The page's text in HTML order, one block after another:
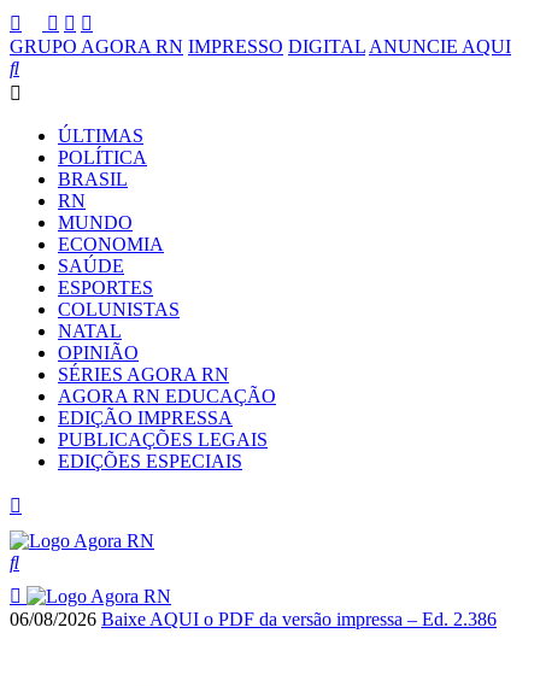
GRUPO AGORA RN IMPRESSO DIGITAL ANUNCIE AQUI
ÚLTIMAS
POLÍTICA
BRASIL
RN
MUNDO
ECONOMIA
SAÚDE
ESPORTES
COLUNISTAS
NATAL
OPINIÃO
SÉRIES AGORA RN
AGORA RN EDUCAÇÃO
EDIÇÃO IMPRESSA
PUBLICAÇÕES LEGAIS
EDIÇÕES ESPECIAIS
06/08/2026 Baixe AQUI o PDF da versão impressa – Ed. 2.386